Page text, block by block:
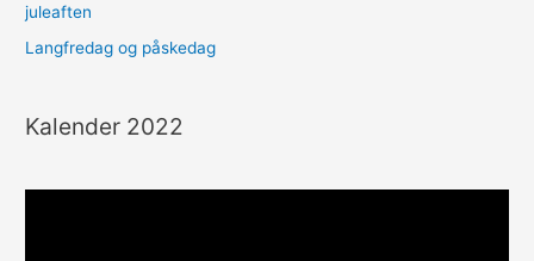
juleaften
Langfredag og påskedag
Kalender 2022